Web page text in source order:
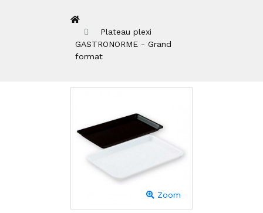
Plateau plexi
GASTRONORME - Grand
format
Zoom